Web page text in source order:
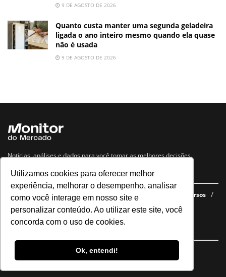
Utilizamos cookies para oferecer melhor
experiência, melhorar o desempenho, analisar
como você interage em nosso site e
personalizar conteúdo. Ao utilizar este site, você
concorda com o uso de cookies.
Ok, entendi!
9 DE AGOSTO DE 2026
Quanto custa manter uma segunda geladeira
ligada o ano inteiro mesmo quando ela quase
não é usada
9 DE AGOSTO DE 2026
Notícias, análises e dados para você tomar as melhores decisões.
Navegue no site
Últimas notícias Quem somos E-books gratuitos
Cursos
Política de privacidade